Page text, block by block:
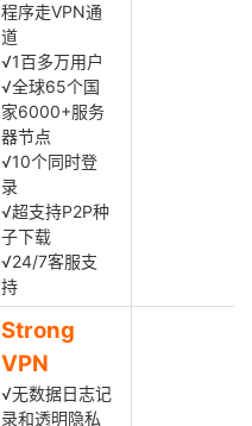
程序走VPN通
道
√1百多万用户
√全球65个国
家6000+服务
器节点
√10个同时登
录
√超支持P2P种
子下载
√24/7客服支
持
Strong
VPN
√无数据日志记
录和透明隐私